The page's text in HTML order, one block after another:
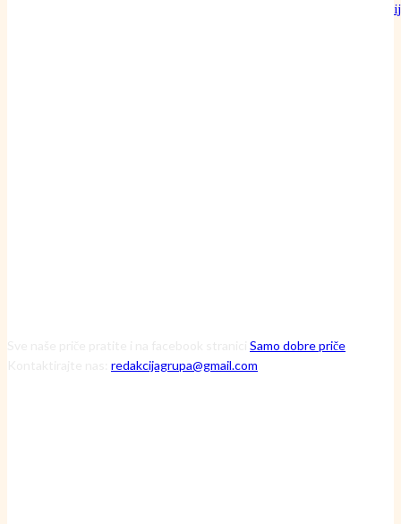
Može li običan pamučni konac doista nadmašiti preciznost
Samo dobre priče
redakcijagrupa@gmail.com